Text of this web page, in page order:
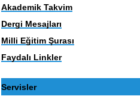
Akademik Takvim
Dergi Mesajları
Milli Eğitim Şurası
Faydalı Linkler
Servisler